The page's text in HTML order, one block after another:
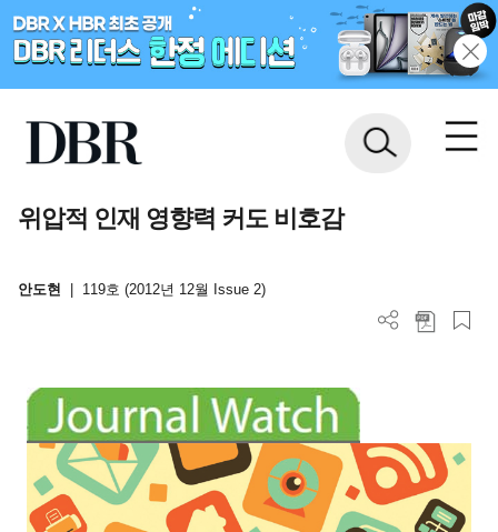
위압적 인재 영향력 커도 비호감
안도현 119호 (2012년 12월 Issue 2)